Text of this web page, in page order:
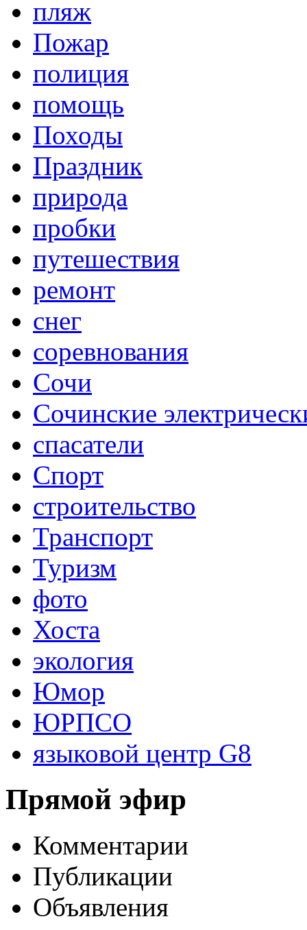
пляж
Пожар
полиция
помощь
Походы
Праздник
природа
пробки
путешествия
ремонт
снег
соревнования
Сочи
Сочинские
спасатели
Спорт
строительство
Транспорт
Туризм
фото
Хоста
экология
Юмор
ЮРПСО
языковой центр G8
Прямой эфир
Комментарии
Публикации
Объявления